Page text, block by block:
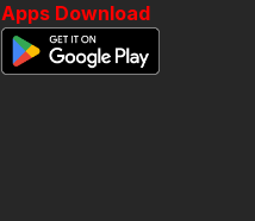
Apps Download